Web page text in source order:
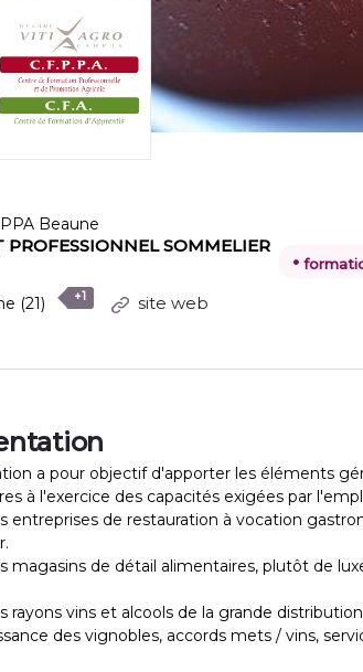
Beaune
PROFESSIONNEL SOMMELIER
•
(21) +1 site web
a pour objectif d'apporter les éléments
à l'exercice des capacités exigées par
entreprises de restauration à vocation
magasins de détail alimentaires, plutôt de
rayons vins et alcools de la grande
des vignobles, accords mets / vins,